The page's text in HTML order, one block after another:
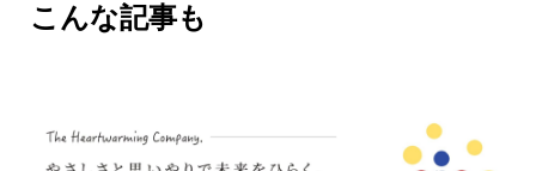
こんな記事も